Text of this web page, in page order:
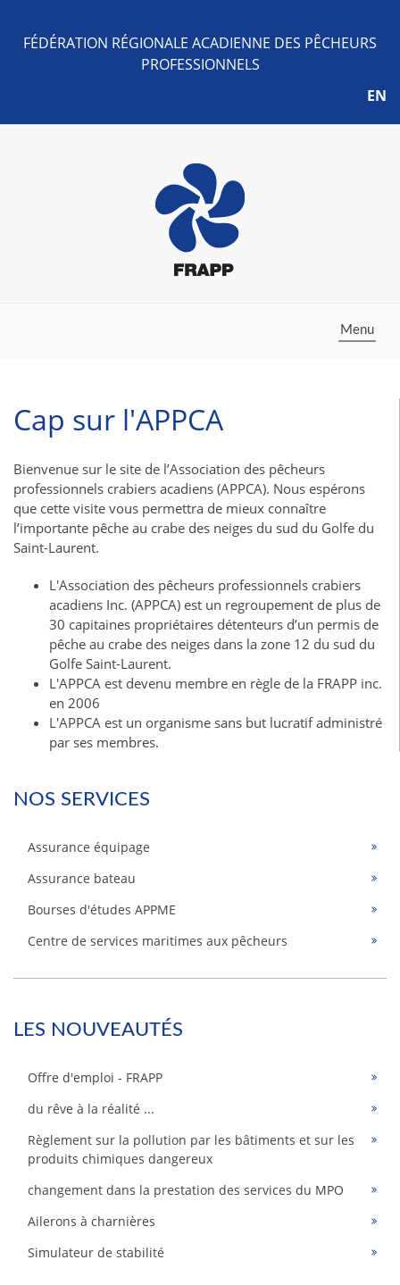
FÉDÉRATION RÉGIONALE ACADIENNE DES PÊCHEURS
PROFESSIONNELS
EN
Toggle
Menu
Cap sur l'APPCA
Bienvenue sur le site de l’Association des pêcheurs
professionnels crabiers acadiens (APPCA). Nous espérons
que cette visite vous permettra de mieux connaître
l’importante pêche au crabe des neiges du sud du Golfe du
Saint-Laurent.
L'Association des pêcheurs professionnels crabiers
acadiens Inc. (APPCA) est un regroupement de plus de
30 capitaines propriétaires détenteurs d’un permis de
pêche au crabe des neiges dans la zone 12 du sud du
Golfe Saint-Laurent.
L'APPCA est devenu membre en règle de la FRAPP inc.
en 2006
L'APPCA est un organisme sans but lucratif administré
par ses membres.
NOS SERVICES
Assurance équipage
Assurance bateau
Bourses d'études APPME
Centre de services maritimes aux pêcheurs
LES NOUVEAUTÉS
Offre d'emploi - FRAPP
du rêve à la réalité ...
Règlement sur la pollution par les bâtiments et sur les
produits chimiques dangereux
changement dans la prestation des services du MPO
Ailerons à charnières
Simulateur de stabilité